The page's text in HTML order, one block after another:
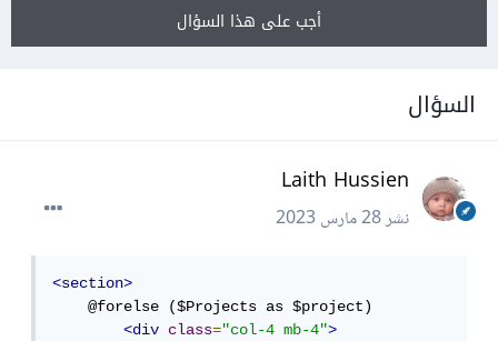
أجب على هذا السؤال
السؤال
Laith Hussien
نشر28 مارس 2023
<section>
    @forelse ($Projects as $project)
<div
class="col-4 mb-4">